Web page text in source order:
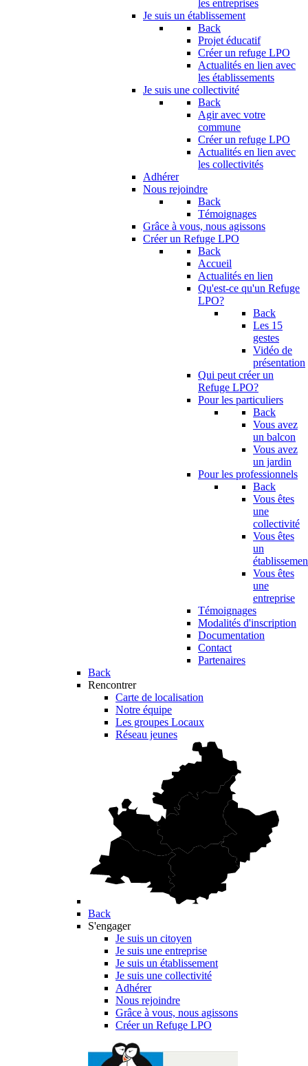
les entreprises
Je suis un établissement
Back
Projet éducatif
Créer un refuge LPO
Actualités en lien avec
les établissements
Je suis une collectivité
Back
Agir avec votre
commune
Créer un refuge LPO
Actualités en lien avec
les collectivités
Adhérer
Nous rejoindre
Back
Témoignages
Grâce à vous, nous agissons
Créer un Refuge LPO
Back
Accueil
Actualités en lien
Qu'est-ce qu'un Refuge
LPO?
Back
Les 15
gestes
Vidéo de
présentation
Qui peut créer un
Refuge LPO?
Pour les particuliers
Back
Vous avez
un balcon
Vous avez
un jardin
Pour les professionnels
Back
Vous êtes
une
collectivité
Vous êtes
un
Vous êtes
une
entreprise
Témoignages
Modalités d'inscription
Documentation
Contact
Partenaires
Back
Rencontrer
Carte de localisation
Notre équipe
Les groupes Locaux
Réseau jeunes
Back
S'engager
Je suis un citoyen
Je suis une entreprise
Je suis un établissement
Je suis une collectivité
Adhérer
Nous rejoindre
Grâce à vous, nous agissons
Créer un Refuge LPO